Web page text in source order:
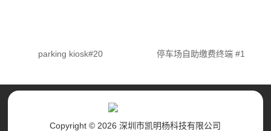
parking kiosk#20 停车场自助缴费终端 #1
Copyright © 2026 深圳市凯明杨科技有限公司